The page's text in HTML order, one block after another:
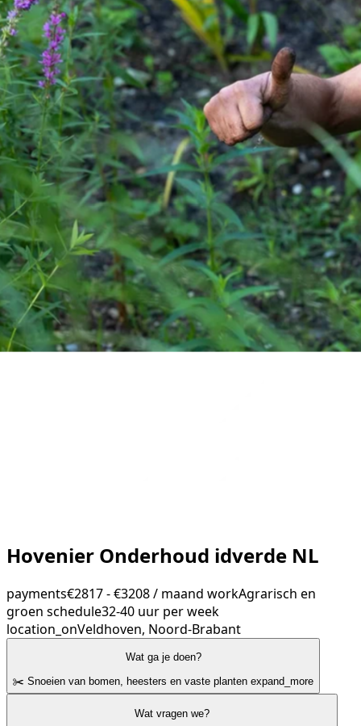
Hovenier Onderhoud idverde NL
payments€2817 - €3208 / maand workAgrarisch en
groen schedule32-40 uur per week
location_onVeldhoven, Noord-Brabant
Wat ga je doen?
✂️ Snoeien van bomen, heesters en vaste planten expand_more
Wat vragen we?